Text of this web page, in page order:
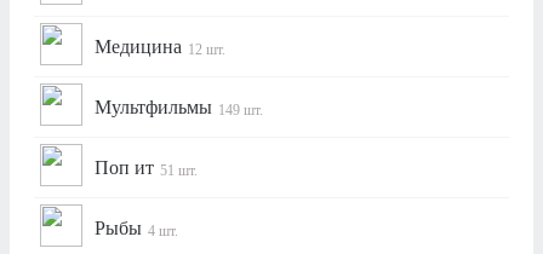
Медицина 12 шт.
Мультфильмы 149 шт.
Поп ит 51 шт.
Рыбы 4 шт.